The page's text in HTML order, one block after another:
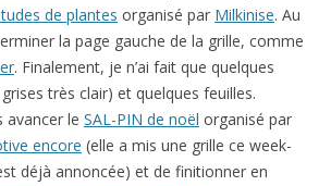
de plantes organisé par Milkinise. Au
la page gauche de la grille, comme
. Finalement, je n’ai fait que quelques
très clair) et quelques feuilles.
avancer le SAL-PIN de noël organisé par
encore (elle a mis une grille ce week-
déjà annoncée) et de finitionner en